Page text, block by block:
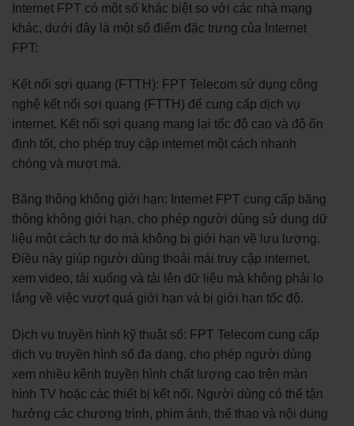
Internet FPT có một số khác biệt so với các nhà mạng
khác, dưới đây là một số điểm đặc trưng của Internet
FPT:
Kết nối sợi quang (FTTH): FPT Telecom sử dụng công
nghệ kết nối sợi quang (FTTH) để cung cấp dịch vụ
internet. Kết nối sợi quang mang lại tốc độ cao và độ ổn
định tốt, cho phép truy cập internet một cách nhanh
chóng và mượt mà.
Băng thông không giới hạn: Internet FPT cung cấp băng
thông không giới hạn, cho phép người dùng sử dụng dữ
liệu một cách tự do mà không bị giới hạn về lưu lượng.
Điều này giúp người dùng thoải mái truy cập internet,
xem video, tải xuống và tải lên dữ liệu mà không phải lo
lắng về việc vượt quá giới hạn và bị giới hạn tốc độ.
Dịch vụ truyền hình kỹ thuật số: FPT Telecom cung cấp
dịch vụ truyền hình số đa dạng, cho phép người dùng
xem nhiều kênh truyền hình chất lượng cao trên màn
hình TV hoặc các thiết bị kết nối. Người dùng có thể tận
hưởng các chương trình, phim ảnh, thể thao và nội dung